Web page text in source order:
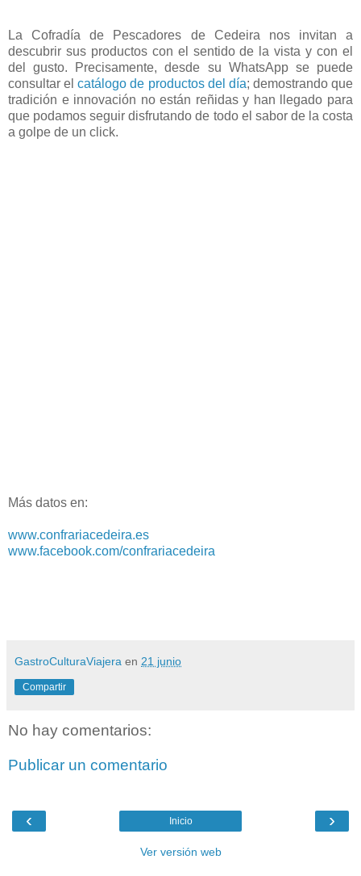
La Cofradía de Pescadores de Cedeira nos invitan a
descubrir sus productos con el sentido de la vista y con el
del gusto. Precisamente, desde su WhatsApp se puede
consultar elcatálogo de productos del día; demostrando que
tradición e innovación no están reñidas y han llegado para
que podamos seguir disfrutando de todo el sabor de la costa
a golpe de un click.
Más datos en:
www.confrariacedeira.es
www.facebook.com/confrariacedeira
GastroCulturaViajera en 21 junio
Compartir
No hay comentarios:
Publicar un comentario
‹ ›
Inicio
Ver versión web